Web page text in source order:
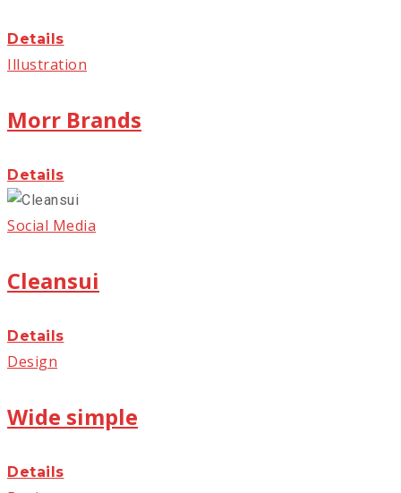
Details
Illustration
Morr Brands
Details
Social Media
Cleansui
Details
Design
Wide simple
Details